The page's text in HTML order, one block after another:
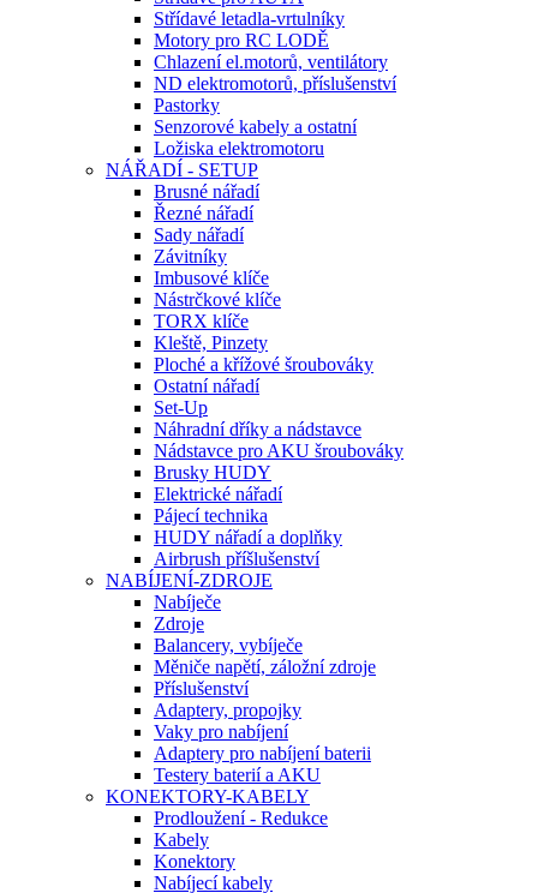
Střídavé letadla-vrtulníky
Motory pro RC LODĚ
Chlazení el.motorů, ventilátory
ND elektromotorů, příslušenství
Pastorky
Senzorové kabely a ostatní
Ložiska elektromotoru
NÁŘADÍ - SETUP
Brusné nářadí
Řezné nářadí
Sady nářadí
Závitníky
Imbusové klíče
Nástrčkové klíče
TORX klíče
Kleště, Pinzety
Ploché a křížové šroubováky
Ostatní nářadí
Set-Up
Náhradní dříky a nádstavce
Nádstavce pro AKU šroubováky
Brusky HUDY
Elektrické nářadí
Pájecí technika
HUDY nářadí a doplňky
Airbrush příšlušenství
NABÍJENÍ-ZDROJE
Nabíječe
Zdroje
Balancery, vybíječe
Měniče napětí, záložní zdroje
Příslušenství
Adaptery, propojky
Vaky pro nabíjení
Adaptery pro nabíjení baterii
Testery baterií a AKU
KONEKTORY-KABELY
Prodloužení - Redukce
Kabely
Konektory
Nabíjecí kabely